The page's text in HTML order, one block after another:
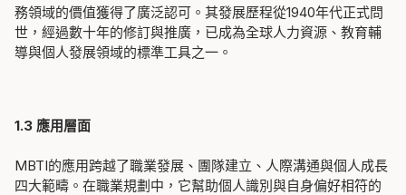
務領域的價值獲得了廣泛認可。其發展歷程從1940年代正式問
世，經過數十年的修訂與推廣，已成為全球人力資源、教育輔
導與個人發展領域的標準工具之一。
1.3 應用層面
MBTI的應用跨越了職業發展、團隊建立、人際溝通與個人成長
四大範疇。在職業規劃中，它幫助個人識別與自身偏好相符的